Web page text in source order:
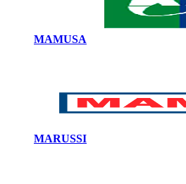
MAMUSA
MARUSSI